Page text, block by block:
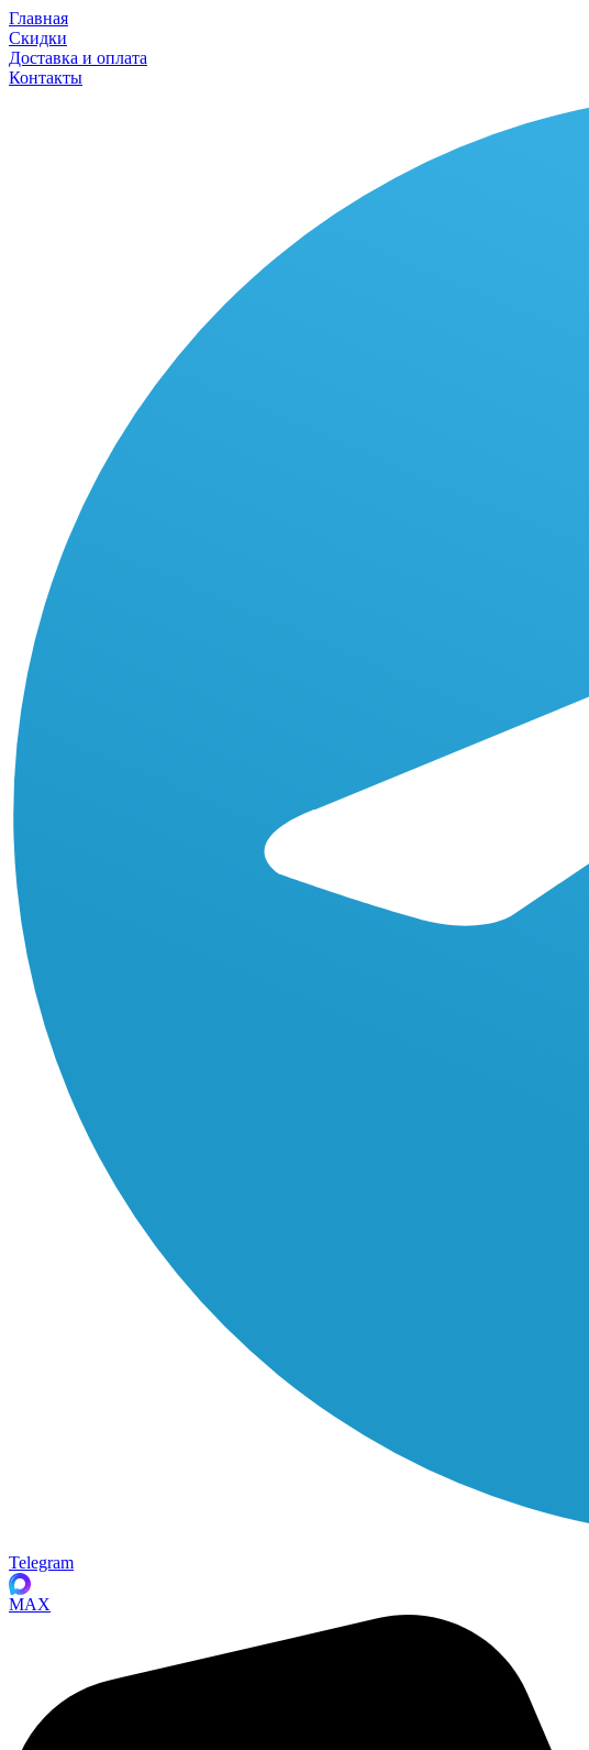
Главная
Скидки
Доставка и оплата
Контакты
Telegram
MAX